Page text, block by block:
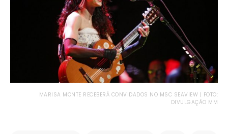
MARISA MONTE RECEBERÁ CONVIDADOS NO MSC SEAVIEW | FOTO:
DIVULGAÇÃO MM